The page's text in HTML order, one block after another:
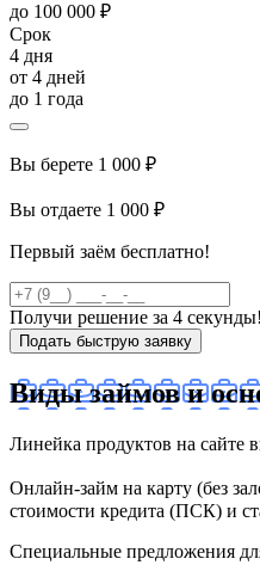
до 100 000 ₽
Срок
4 дня
от 4 дней
до 1 года
Вы берете 1 000 ₽
Вы отдаете 1 000 ₽
Первый заём бесплатно!
Получи решение за 4
Подать быструю заявку
Виды займов и
Линейка продуктов на сайте
Онлайн‑займ на карту (без
стоимости кредита (ПСК) и
Специальные предложения